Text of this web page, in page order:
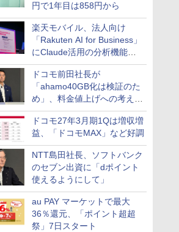
円で1年目は858円から
楽天モバイル、法人向け
「Rakuten AI for Business」
にClaude活用の分析機能な
どを追加
ドコモ前田社長が
「ahamo40GB化は検証のた
め」、料金値上げへの考え方
にも言及
ドコモ27年3月期1Qは増収増
益、「ドコモMAX」など好調
NTT島田社長、ソフトバンク
のセブン出資に「dポイント
使えるようにして」
au PAY マーケットで最大
36％還元、「ポイント超超
祭」7日スタート